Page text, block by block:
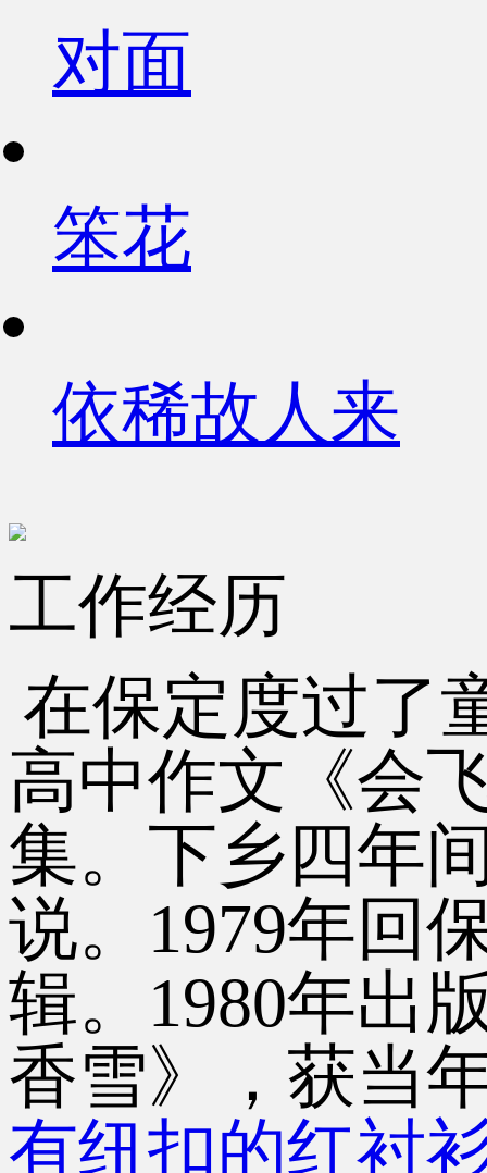
对面
笨花
依稀故人来
工作经历
在保定度过了
高中作文《会
集。下乡四年
说。1979年回
辑。1980年出
香雪》，获当
有纽扣的红衬